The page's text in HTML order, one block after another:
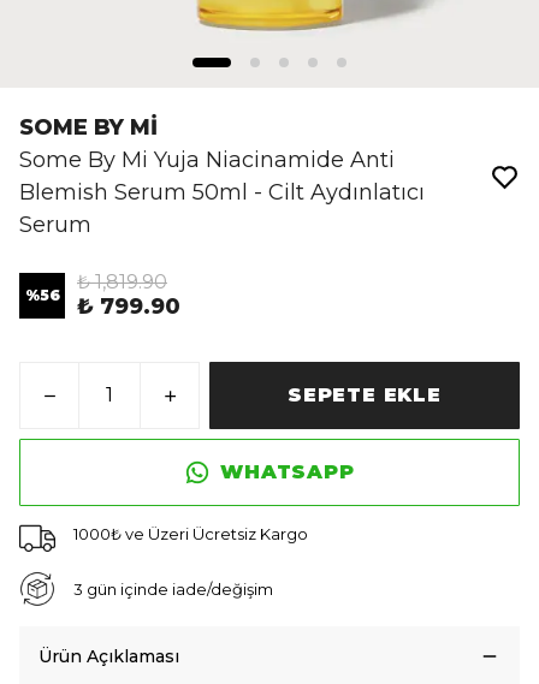
SOME BY Mİ
Some By Mi Yuja Niacinamide Anti
Blemish Serum 50ml - Cilt Aydınlatıcı
Serum
%56
₺ 1,819.90
₺ 799.90
SEPETE EKLE
WHATSAPP
1000₺ ve Üzeri Ücretsiz Kargo
3 gün içinde iade/değişim
Ürün Açıklaması